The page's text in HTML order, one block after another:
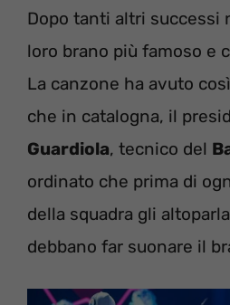
Dopo tanti altri successi
loro brano più famoso e
La canzone ha avuto
che in catalogna, il
Guardiola, tecnico del
ordinato che prima di
della squadra gli
debbano far suonare il